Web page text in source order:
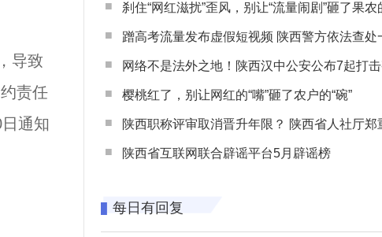
导致
责任
通知
刹住“网红滋扰”歪风，别让“流量闹剧”砸了果农
蹭高考流量发布虚假短视频 陕西警方依法查处一起涉高考网络
网络不是法外之地！陕西汉中公安公布7起打击整治网谣网暴典型
樱桃红了，别让网红的“嘴”砸了农户的“碗”
陕西职称评审取消晋升年限？ 陕西省人社厅郑重声明 谨防职称评审不实言
陕西省互联网联合辟谣平台5月辟谣榜
每日有回复